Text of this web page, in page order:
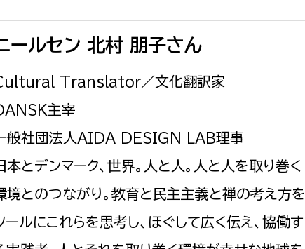
ールセン 北村 朋子さん
Translator／文化翻訳家
主宰
般社団法人AIDA DESIGN LAB理事
本とデンマーク、世界。人と人。人と人を取り巻く
境とのつながり。教育と民主主義と禅の考え方を
ールにこれらを思考し、ほぐして広く伝え、協働す